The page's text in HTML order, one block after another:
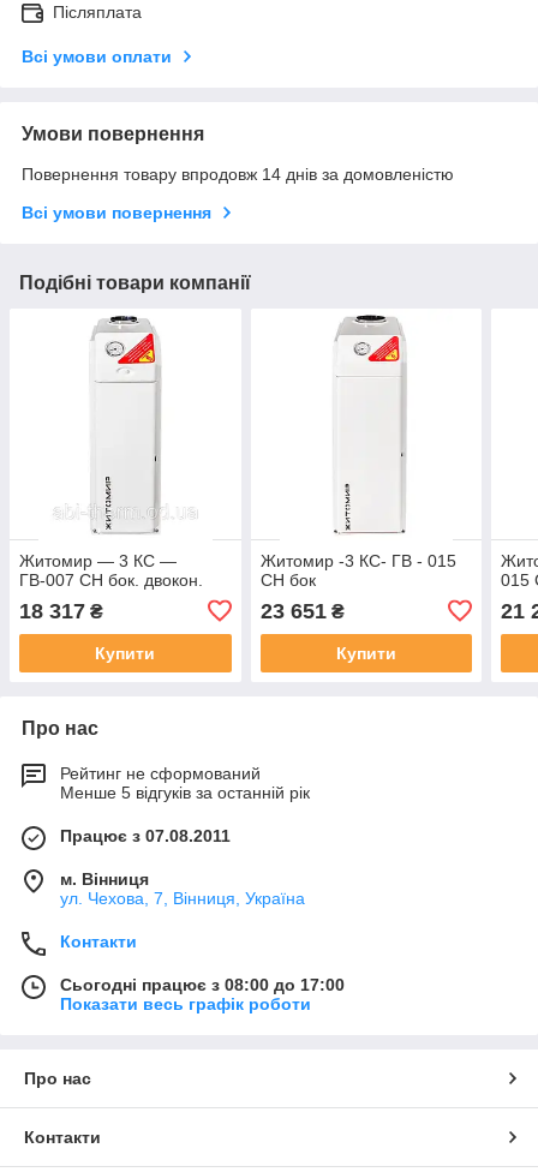
Післяплата
Всі умови оплати
Умови повернення
Повернення товару впродовж 14 днів за домовленістю
Всі умови повернення
Подібні товари компанії
Житомир — 3 КС —
ГВ-007 СН бок. двокон.
18 317 ₴
Купити
Житомир -3 КС- ГВ - 015
СН бок
23 651₴
Купити
015
21
Про нас
Рейтинг не сформований
Менше 5 відгуків за останній рік
Працює з 07.08.2011
м. Вінниця
ул. Чехова, 7, Вінниця, Україна
Контакти
Сьогодні працює з 08:00 до 17:00
Показати весь графік роботи
Про нас
Контакти